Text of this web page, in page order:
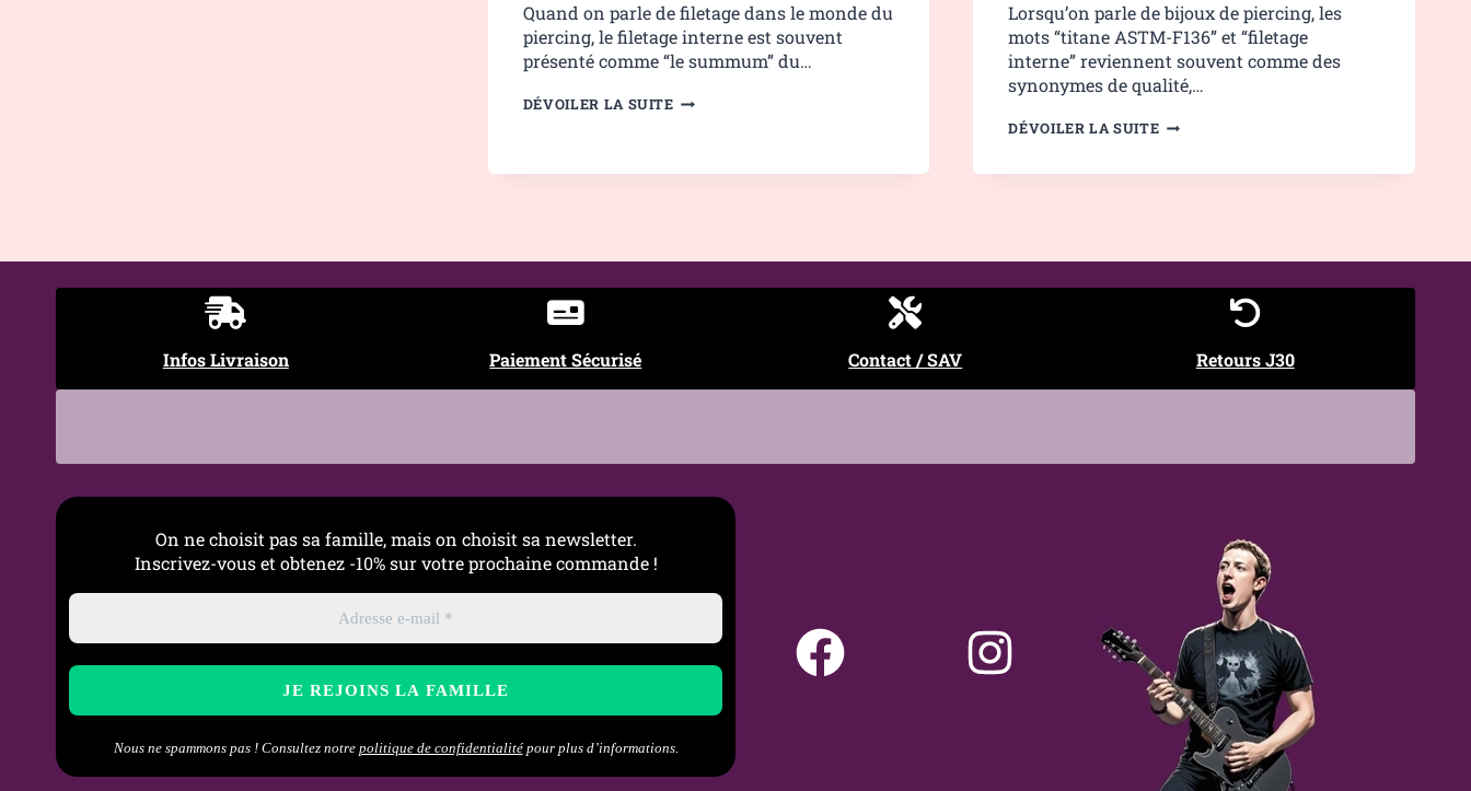
Quand on parle de filetage dans le monde du
piercing, le filetage interne est souvent
présenté comme “le summum” du…
DÉVOILER LA SUITEFILETAGE
–
Lorsqu’on parle de bijoux de piercing, les
mots “titane ASTM-F136” et “filetage
interne” reviennent souvent comme des
synonymes de qualité,…
DÉVOILER LA SUITELE
GAGE
Infos Livraison Paiement Sécurisé Contact / SAV Retours J30
On ne choisit pas sa famille, mais on choisit sa newsletter.
Inscrivez-vous et obtenez -10% sur votre prochaine commande !
Nous ne spammons pas ! Consultez notre politique de confidentialitépour plus d’informations.